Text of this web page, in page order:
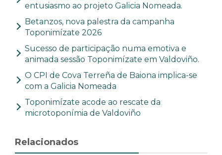
entusiasmo ao projeto Galicia Nomeada.
Betanzos, nova palestra da campanha
Toponimízate 2026
Sucesso de participação numa emotiva e
animada sessão Toponimízate em Valdoviño.
O CPI de Cova Terreña de Baiona implica-se
com a Galicia Nomeada
Toponimízate acode ao rescate da
microtoponímia de Valdoviño
Relacionados